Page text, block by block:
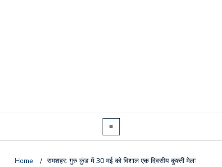
Home / रामशहर: गुरु कुंड में 30 मई को विशाल एक दिवसीय कुश्ती मेला